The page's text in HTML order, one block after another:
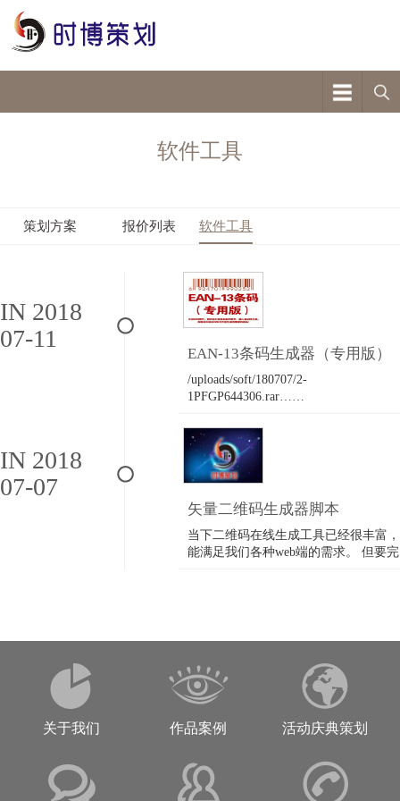
软件工具
策划方案 报价列表 软件工具
IN 2018
07-11
EAN-13条码生成器（专用版）
/uploads/soft/180707/2-
1PFGP644306.rar……
IN 2018
07-07
矢量二维码生成器脚本
当下二维码在线生成工具已经很丰富，
能满足我们各种web端的需求。 但要完
关于我们 作品案例 活动庆典策划